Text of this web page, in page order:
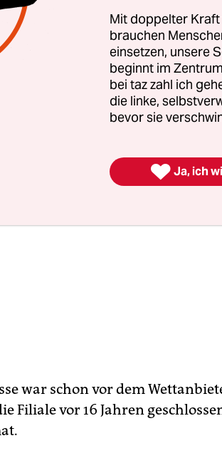
veränderten
von
Gebäudeteilen und auf
zum Abheben von Bargeld
war schon vor dem
Filiale vor 16 Jahren
Mit doppelter
brauchen
einsetzen, unsere
beginnt im
bei taz zahl ich
die linke,
bevor sie
 Ja, ich